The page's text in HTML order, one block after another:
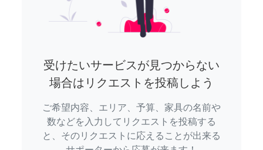
受けたいサービスが見つからない
場合はリクエストを投稿しよう
ご希望内容、エリア、予算、家具の名前や
数などを入力してリクエストを投稿する
と、そのリクエストに応えることが出来る